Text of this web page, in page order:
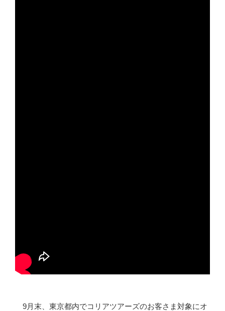
9月末、東京都内でコリアツアーズのお客さま対象にオ